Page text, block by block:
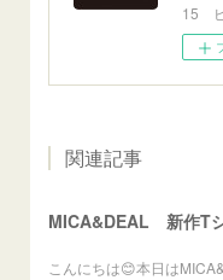
15
関連記事
MICA&DEAL 新作T
こんにちは😊本日は